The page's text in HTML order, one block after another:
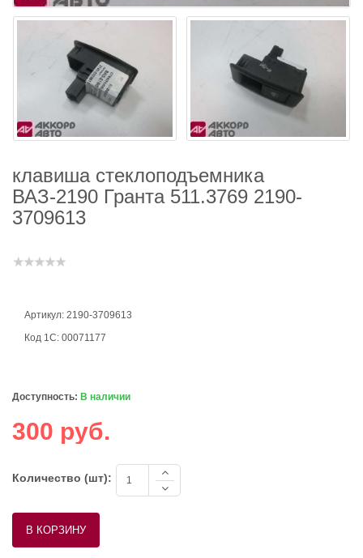
клавиша стеклоподъемника
ВАЗ-2190 Гранта 511.3769 2190-
3709613
Артикул: 2190-3709613
Код 1С: 00071177
Доступность: В наличии
300 руб.
Количество (шт):